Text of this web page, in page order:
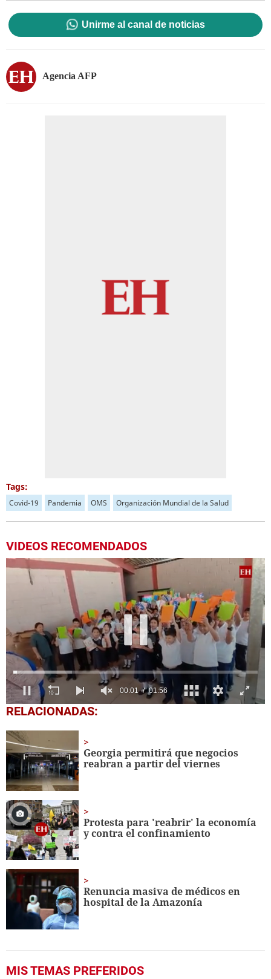
Unirme al canal de noticias
Agencia AFP
Tags:
Covid-19 Pandemia OMS Organización Mundial de la Salud
VIDEOS RECOMENDADOS
0
seconds
1
minute,
56
seconds
RELACIONADAS:
Georgia permitirá que negocios
reabran a partir del viernes
Protesta para 'reabrir' la economía
y contra el confinamiento
Renuncia masiva de médicos en
hospital de la Amazonía
MIS TEMAS PREFERIDOS